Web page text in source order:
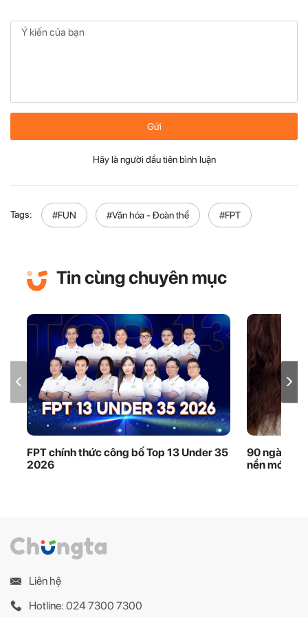
Gửi
Hãy là người đầu tiên bình luận
Tags: #FUN #Văn hóa - Đoàn thể #FPT
Tin cùng chuyên mục
FPT chính thức công bố Top 13 Under 35
2026
90 ngày
nền móng
Liên hệ
Hotline: 024 7300 7300